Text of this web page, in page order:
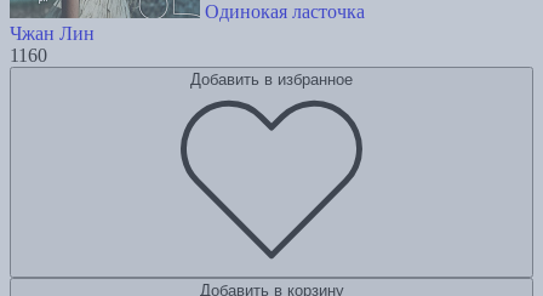
Одинокая ласточка
Чжан Лин
1160
Добавить в избранное
Добавить в корзину